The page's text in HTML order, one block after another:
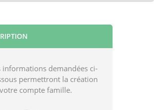
informations demandées ci-
permettront la création
compte famille.